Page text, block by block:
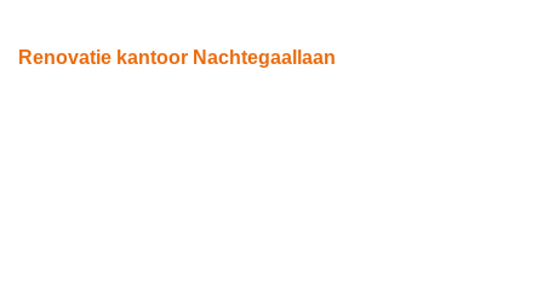
Renovatie kantoor Nachtegaallaan